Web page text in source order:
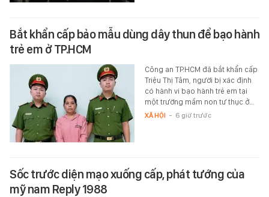
Bắt khẩn cấp bảo mẫu dùng dây thun để bạo hành
trẻ em ở TP.HCM
Công an TP.HCM đã bắt khẩn cấp
Triệu Thị Tâm, người bị xác định
có hành vi bạo hành trẻ em tại
một trường mầm non tư thục ở…
XÃ HỘI - 6 giờ trước
Sốc trước diện mạo xuống cấp, phát tướng của
mỹ nam Reply 1988